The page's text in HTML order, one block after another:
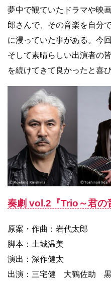
夢中で観ていたドラマや映
郎さんで、その音楽を自分
に浸っていた事がある。今
そして素晴らしい出演者の
を続けてきて良かったと喜
奏劇 vol.2『Trio～君の
原案・作曲：岩代太郎
脚本：土城温美
演出： 深作健太
出演： 三宅健 大鶴佐助